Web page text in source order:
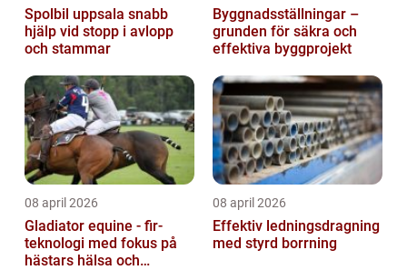
Spolbil uppsala snabb
hjälp vid stopp i avlopp
och stammar
Byggnadsställningar –
grunden för säkra och
effektiva byggprojekt
08 april 2026
Gladiator equine - fir-
teknologi med fokus på
hästars hälsa och
08 april 2026
Effektiv ledningsdragning
med styrd borrning